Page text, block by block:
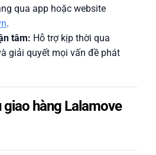
qua app hoặc website
.
tâm: Hỗ trợ kịp thời qua
giải quyết mọi vấn đề phát
giao hàng Lalamove